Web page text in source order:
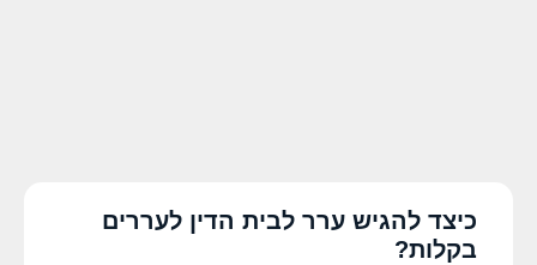
כיצד להגיש ערר לבית הדין לעררים
בקלות?